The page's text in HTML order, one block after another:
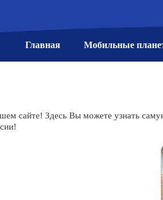
Главная Мобильные
сайте! Здесь Вы можете узнать